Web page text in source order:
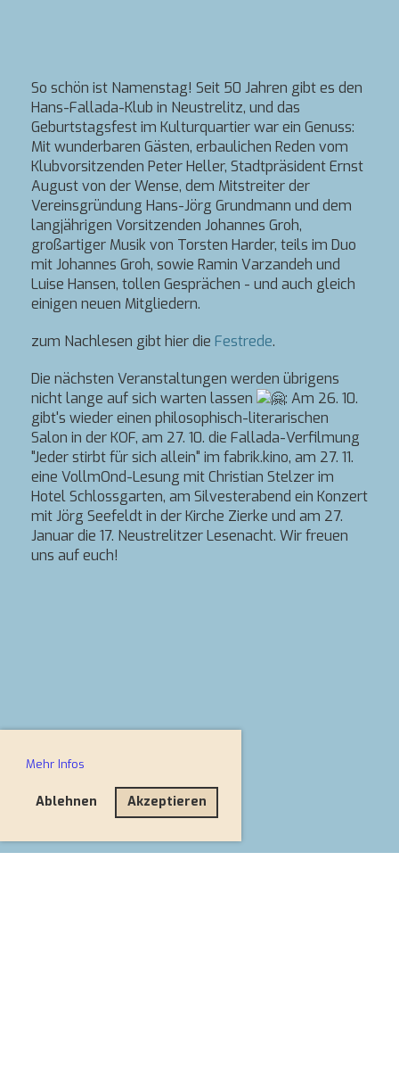
Mehr Infos
Ablehnen Akzeptieren
So schön ist Namenstag! Seit 50 Jahren gibt es den
Hans-Fallada-Klub in Neustrelitz, und das
Geburtstagsfest im Kulturquartier war ein Genuss:
Mit wunderbaren Gästen, erbaulichen Reden vom
Klubvorsitzenden Peter Heller, Stadtpräsident Ernst
August von der Wense, dem Mitstreiter der
Vereinsgründung Hans-Jörg Grundmann und dem
langjährigen Vorsitzenden Johannes Groh,
großartiger Musik von Torsten Harder, teils im Duo
mit Johannes Groh, sowie Ramin Varzandeh und
Luise Hansen, tollen Gesprächen - und auch gleich
einigen neuen Mitgliedern.
zum Nachlesen gibt hier die Festrede.
Die nächsten Veranstaltungen werden übrigens
nicht lange auf sich warten lassen
: Am 26. 10.
gibt's wieder einen philosophisch-literarischen
Salon in der KOF, am 27. 10. die Fallada-Verfilmung
"Jeder stirbt für sich allein" im fabrik.kino, am 27. 11.
eine VollmOnd-Lesung mit Christian Stelzer im
Hotel Schlossgarten, am Silvesterabend ein Konzert
mit Jörg Seefeldt in der Kirche Zierke und am 27.
Januar die 17. Neustrelitzer Lesenacht. Wir freuen
uns auf euch!